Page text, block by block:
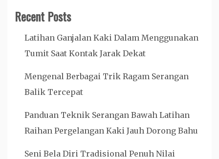
Recent Posts
Latihan Ganjalan Kaki Dalam Menggunakan
Tumit Saat Kontak Jarak Dekat
Mengenal Berbagai Trik Ragam Serangan
Balik Tercepat
Panduan Teknik Serangan Bawah Latihan
Raihan Pergelangan Kaki Jauh Dorong Bahu
Seni Bela Diri Tradisional Penuh Nilai